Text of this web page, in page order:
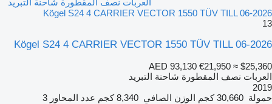
العربات نصف المقطورة شاحنة التبريد
Kögel S24 4 CARRIER VECTOR 1550 TÜV TILL 06-2026
13
Kögel S24 4 CARRIER VECTOR 1550 TÜV TILL 06-2026
AED 93,130 €21,950 ≈ $25,360
العربات نصف المقطورة شاحنة التبريد
2019
حمولة 30,660 كجم الوزن الصافي 8,340 كجم عدد المحاور 3